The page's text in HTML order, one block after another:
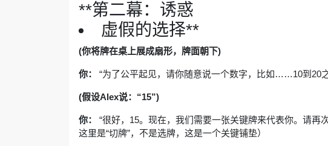
**第二幕：诱惑
虚假的选择**
(你将牌在桌上展成扇形，牌面朝下)
你： “为了公平起见，请你随意说一个数字，比如……10到20
(假设Alex说：“15”)
你： “很好，15。现在，我们需要一张关键牌来代表你。请再
这里是“切牌”，不是选牌，这是一个关键铺垫）